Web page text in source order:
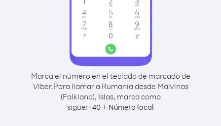
Marca el número en el teclado de marcado de
Viber.Para llamar a Rumanía desde Malvinas
(Falkland), Islas, marca como
sigue:+40 + Número local